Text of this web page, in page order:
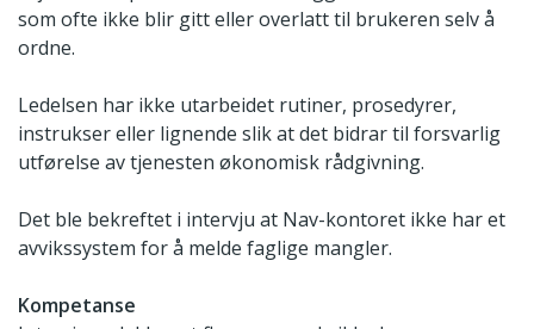
som ofte ikke blir gitt eller overlatt til brukeren selv å
ordne.
Ledelsen har ikke utarbeidet rutiner, prosedyrer,
instrukser eller lignende slik at det bidrar til forsvarlig
utførelse av tjenesten økonomisk rådgivning.
Det ble bekreftet i intervju at Nav-kontoret ikke har et
avvikssystem for å melde faglige mangler.
Kompetanse